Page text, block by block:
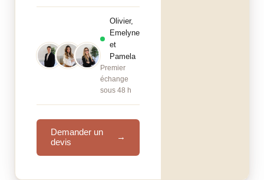
Olivier,
Emelyne
et
Pamela
Premier
échange
sous 48 h
Demander un
devis
→